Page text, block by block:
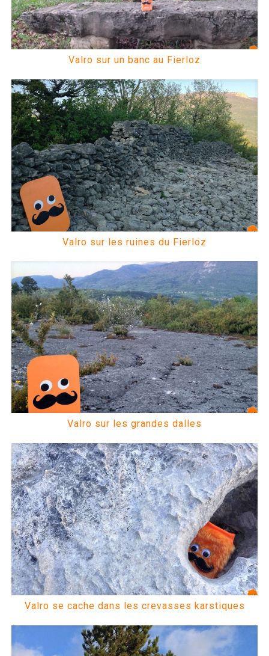
Valro sur un banc au Fierloz
Valro sur les ruines du Fierloz
Valro sur les grandes dalles
Valro se cache dans les crevasses karstiques